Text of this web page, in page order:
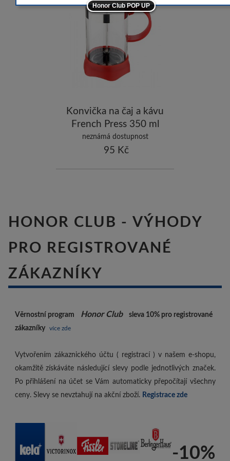
Konvička na čaj a kávu
French Press 350 ml
červená
neznámá dostupnost
95 Kč
HONOR CLUB - VÝHODY
PRO REGISTROVANÉ
ZÁKAZNÍKY
Věrnostní program Honor Club sleva 10% pro registrované
zákazníky více zde
Vytvořením zákaznického účtu ( registrací ) v našem e-shopu,
okamžitě získáváte následující slevy podle jednotlivých značek.
Po přihlášení na účet se Vám automaticky přepočítají všechny
ceny. Slevy se nevztahují na akční zboží. Registrace zde
-10%
-5%
Honor Club POP UP